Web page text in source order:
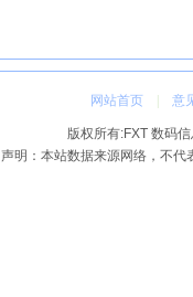
网站首页| 意
版权所有:FXT 数码
声明：本站数据来源网络，不代